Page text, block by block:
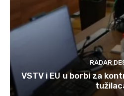
RADAR
VSTV i EU u borbi za